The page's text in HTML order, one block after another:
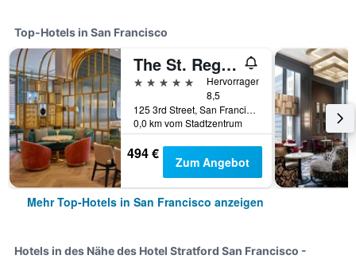
Top-Hotels in San Francisco
The St. Regis San Francisco
5 Sterne
Hervorragend
8,5
125 3rd Street, San Francisco, CA, USA
0,0 km vom Stadtzentrum
494 € Zum Angebot
Mehr Top-Hotels in San Francisco anzeigen
Hotels in des Nähe des Hotel Stratford San Francisco -